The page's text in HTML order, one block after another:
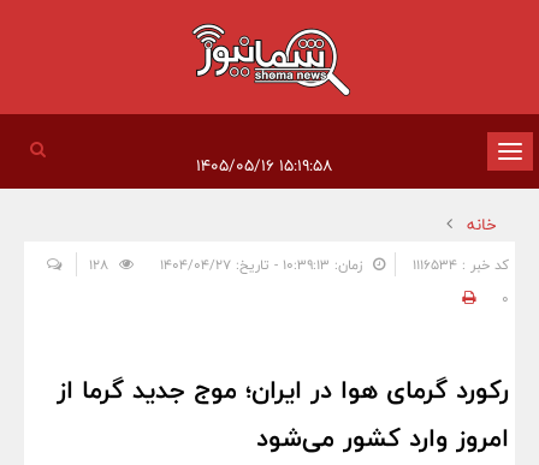
تغییر
وضعیت
ناوبری
خانه
کد خبر : 1116534 زمان: ۱۰:۳۹:۱۳ - تاریخ: ۱۴۰۴/۰۴/۲۷
0
رکورد گرمای هوا در ایران؛ موج جدید گرما از
امروز وارد کشور می‌شود